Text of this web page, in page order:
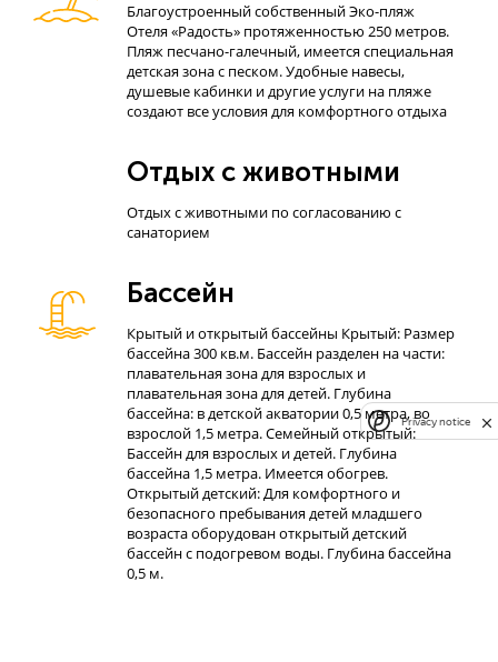
Благоустроенный собственный Эко-пляж
Отеля «Радость» протяженностью 250 метров.
Пляж песчано-галечный, имеется специальная
детская зона с песком. Удобные навесы,
душевые кабинки и другие услуги на пляже
создают все условия для комфортного отдыха
Отдых с животными
Отдых с животными по согласованию с
санаторием
Бассейн
Крытый и открытый бассейны Крытый: Размер
бассейна 300 кв.м. Бассейн разделен на части:
плавательная зона для взрослых и
плавательная зона для детей. Глубина
бассейна: в детской акватории 0,5 метра, во
взрослой 1,5 метра. Семейный открытый:
Бассейн для взрослых и детей. Глубина
бассейна 1,5 метра. Имеется обогрев.
Открытый детский: Для комфортного и
безопасного пребывания детей младшего
возраста оборудован открытый детский
бассейн с подогревом воды. Глубина бассейна
0,5 м.
Privacy notice